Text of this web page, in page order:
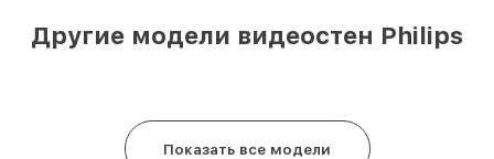
Другие модели видеостен Philips
Показать все модели